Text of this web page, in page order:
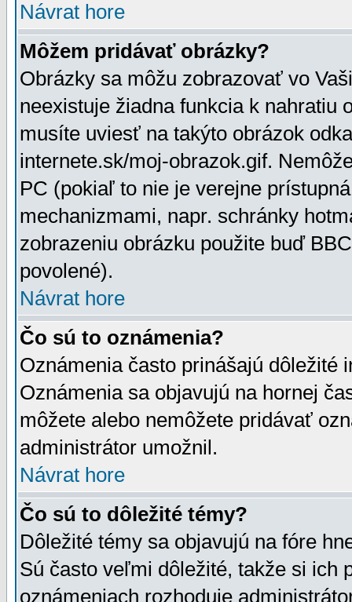
Návrat hore
Môžem pridávať obrázky?
Obrázky sa môžu zobrazovať vo
neexistuje žiadna funkcia k nahratiu
musíte uviesť na takýto obrázok
internete.sk/moj-obrazok.gif.
PC (pokiaľ to nie je verejne
mechanizmami, napr. schránky
zobrazeniu obrázku použite buď
povolené).
Návrat hore
Čo sú to oznámenia?
Oznámenia často prinášajú dôležité
Oznámenia sa objavujú na hornej
môžete alebo nemôžete pridávať
administrátor umožnil.
Návrat hore
Čo sú to dôležité témy?
Dôležité témy sa objavujú na fóre
Sú často veľmi dôležité, takže si ich
oznámeniach rozhoduje